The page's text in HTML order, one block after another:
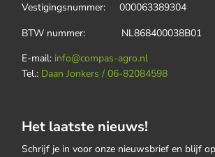
Vestigingsnummer: 000063389304
BTW nummer: NL868400038B01
E-mail: info@compas-agro.nl
Tel.: Daan Jonkers / 06-82084598
Het laatste nieuws!
Schrijf je in voor onze nieuwsbrief en blijf